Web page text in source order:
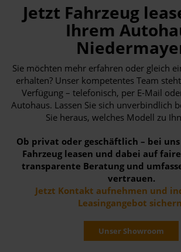
Jetzt Fahrzeug
Ihrem
Sie möchten mehr erfahren oder gleich
erhalten? Unser kompetentes Team
Verfügung – telefonisch, per E-Mail
Autohaus. Lassen Sie sich unverbindlich
Sie heraus, welches Modell zu
Ob privat oder geschäftlich – bei
Fahrzeug leasen und dabei auf
transparente Beratung und
vertrauen.
Jetzt Kontakt aufnehmen und
Leasingangebot
Unser Showroom